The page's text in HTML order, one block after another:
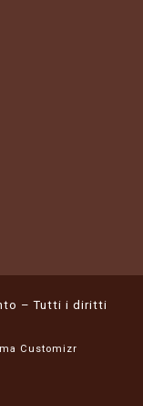
– Tutti i diritti
Customizr